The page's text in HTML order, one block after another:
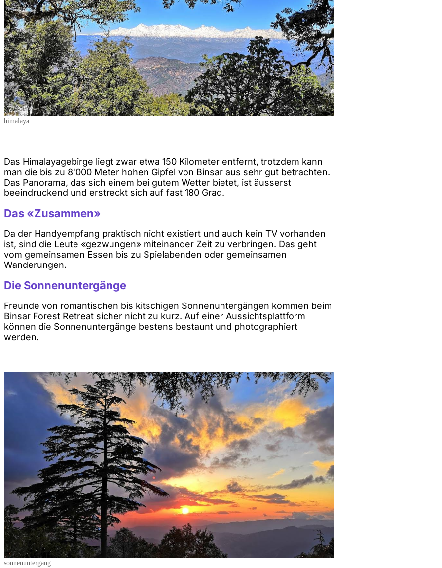
himalaya
Das Himalayagebirge liegt zwar etwa 150 Kilometer entfernt, trotzdem kann
man die bis zu 8'000 Meter hohen Gipfel von Binsar aus sehr gut betrachten.
Das Panorama, das sich einem bei gutem Wetter bietet, ist äusserst
beeindruckend und erstreckt sich auf fast 180 Grad.
Das «Zusammen»
Da der Handyempfang praktisch nicht existiert und auch kein TV vorhanden
ist, sind die Leute «gezwungen» miteinander Zeit zu verbringen. Das geht
vom gemeinsamen Essen bis zu Spielabenden oder gemeinsamen
Wanderungen.
Die Sonnenuntergänge
Freunde von romantischen bis kitschigen Sonnenuntergängen kommen beim
Binsar Forest Retreat sicher nicht zu kurz. Auf einer Aussichtsplattform
können die Sonnenuntergänge bestens bestaunt und photographiert
werden.
sonnenuntergang